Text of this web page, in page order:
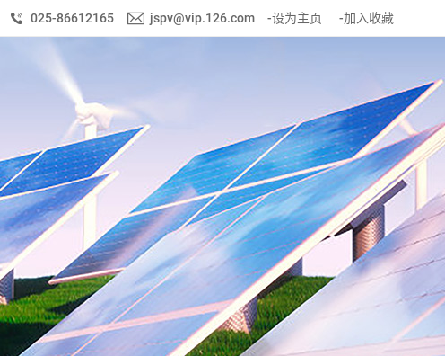
025-86612165 jspv@vip.126.com -设为主页 -加入收藏